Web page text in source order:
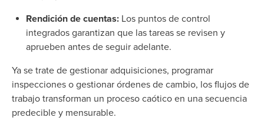
Rendición de cuentas: Los puntos de control
integrados garantizan que las tareas se revisen y
aprueben antes de seguir adelante.
Ya se trate de gestionar adquisiciones, programar
inspecciones o gestionar órdenes de cambio, los flujos de
trabajo transforman un proceso caótico en una secuencia
predecible y mensurable.